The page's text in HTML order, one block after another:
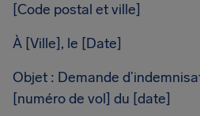
[Code postal et ville]
À [Ville], le [Date]
Objet : Demande
[numéro de vol] du [date]